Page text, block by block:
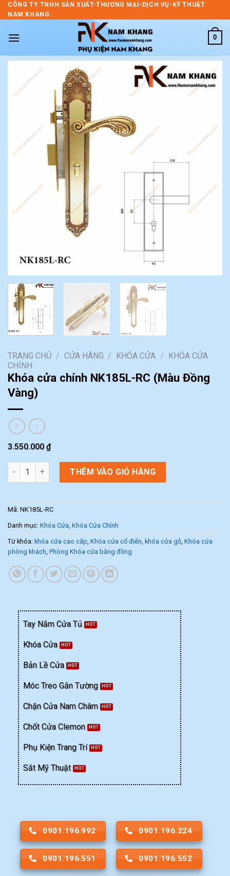
Skip
to
CÔNG TY TNHH SẢN XUẤT-THƯƠNG MẠI-DỊCH VỤ-KỸ THUẬT
NAM KHANG.
0
TRANG CHỦ / CỬA HÀNG / KHÓA CỬA /
KHÓA CỬA
CHÍNH
Khóa cửa chính NK185L-RC (Màu Đồng
Vàng)
3.550.000 ₫
Khóa cửa chính NK185L-RC (Màu Đồng Vàng) số lượng
THÊM VÀO GIỎ HÀNG
Mã: NK185L-RC
Danh mục: Khóa Cửa Khóa Cửa Chính
Từ khóa: khóa cửa cao cấp Khóa cửa cổ điển khóa cửa gỗ Khóa cửa
phòng khách Phòng Khóa cửa bằng đồng
Tay Nắm Cửa Tủ
Khóa Cửa
Bản Lề Cửa
Móc Treo Gắn Tường
Chặn Cửa Nam Châm
Chốt Cửa Clemon
Phụ Kiện Trang Trí
Sắt Mỹ Thuật
0901.196.992 0901.196.224
0901.196.551 0901.196.552